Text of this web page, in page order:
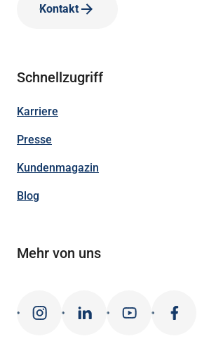
Kontakt
Schnellzugriff
Karriere
Presse
Kundenmagazin
Blog
Mehr von uns